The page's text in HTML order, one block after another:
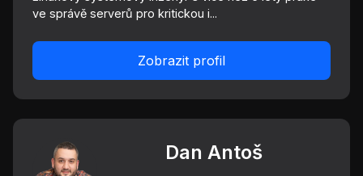
ve správě serverů pro kritickou i...
Zobrazit profil
Dan Antoš